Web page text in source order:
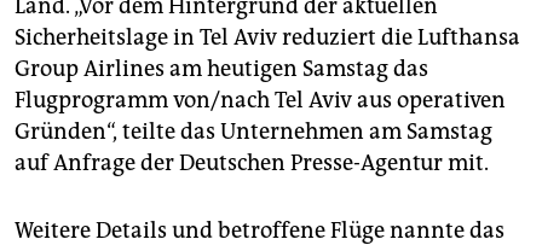
Land. „Vor dem Hintergrund der aktuellen
Sicherheitslage in Tel Aviv reduziert die Lufthansa
Group Airlines am heutigen Samstag das
Flugprogramm von/nach Tel Aviv aus operativen
Gründen“, teilte das Unternehmen am Samstag
auf Anfrage der Deutschen Presse-Agentur mit.
Weitere Details und betroffene Flüge nannte das